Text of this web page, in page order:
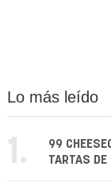
Lo más leído
1.
99
TARTAS